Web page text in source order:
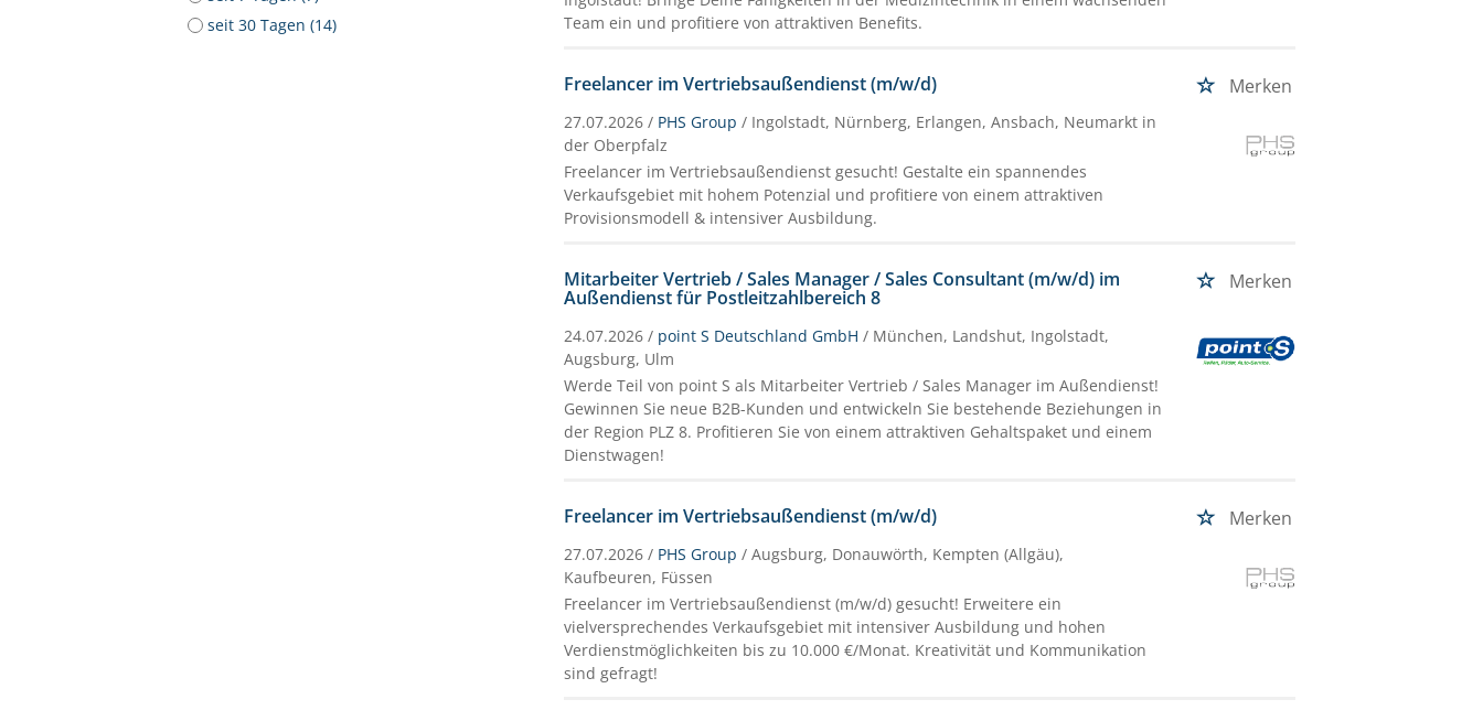
seit 30 Tagen (14)
Team ein und profitiere von attraktiven Benefits.
Freelancer im Vertriebsaußendienst (m/w/d) Merken
27.07.2026 / PHS Group / Ingolstadt, Nürnberg, Erlangen, Ansbach, Neumarkt in
der Oberpfalz
Freelancer im Vertriebsaußendienst gesucht! Gestalte ein spannendes
Verkaufsgebiet mit hohem Potenzial und profitiere von einem attraktiven
Provisionsmodell & intensiver Ausbildung.
Mitarbeiter Vertrieb / Sales Manager / Sales Consultant (m/w/d) im
Außendienst für Postleitzahlbereich 8
Merken
24.07.2026 / point S Deutschland GmbH / München, Landshut, Ingolstadt,
Augsburg, Ulm
Werde Teil von point S als Mitarbeiter Vertrieb / Sales Manager im Außendienst!
Gewinnen Sie neue B2B-Kunden und entwickeln Sie bestehende Beziehungen in
der Region PLZ 8. Profitieren Sie von einem attraktiven Gehaltspaket und einem
Dienstwagen!
Freelancer im Vertriebsaußendienst (m/w/d) Merken
27.07.2026 / PHS Group / Augsburg, Donauwörth, Kempten (Allgäu),
Kaufbeuren, Füssen
Freelancer im Vertriebsaußendienst (m/w/d) gesucht! Erweitere ein
vielversprechendes Verkaufsgebiet mit intensiver Ausbildung und hohen
Verdienstmöglichkeiten bis zu 10.000 €/Monat. Kreativität und Kommunikation
sind gefragt!